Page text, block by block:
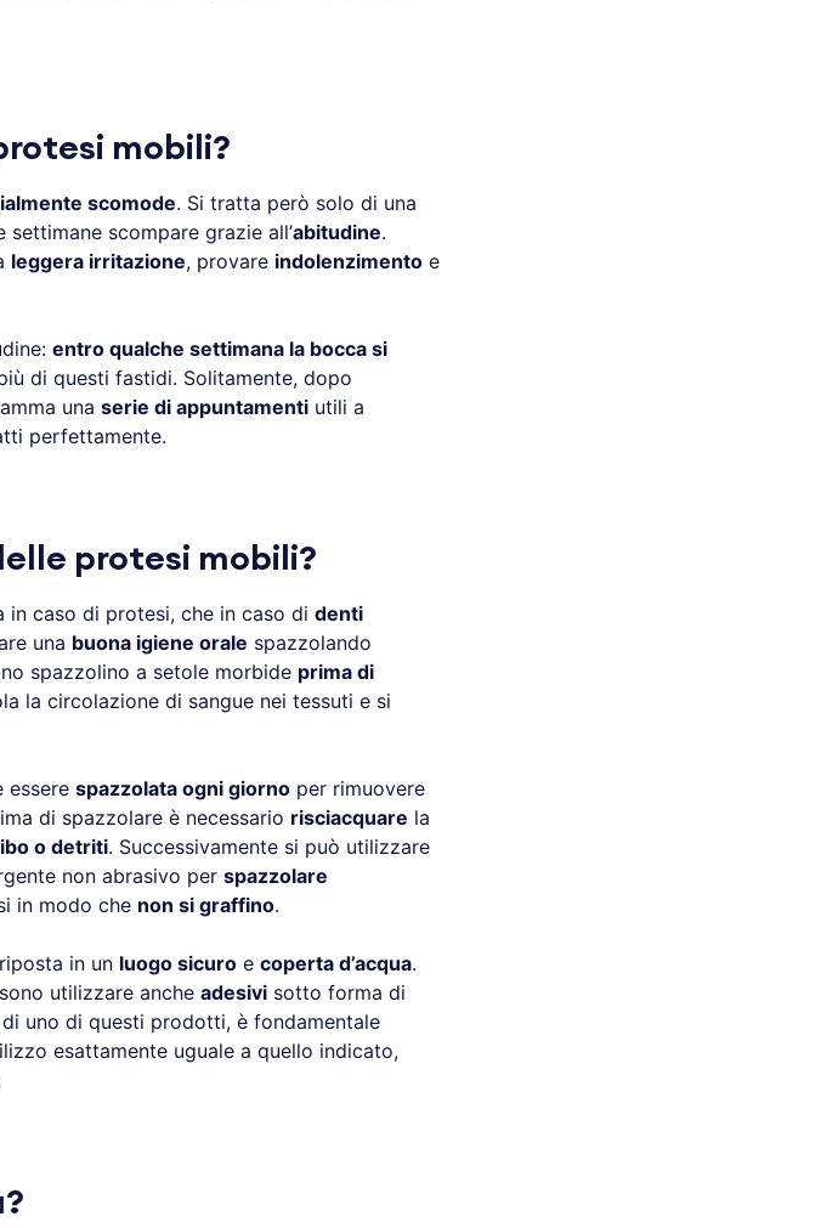
mobili?
scomode. Si tratta però solo di una
scompare grazie all’abitudine.
leggera irritazione, provare indolenzimento e
entro qualche settimana la bocca si
di questi fastidi. Solitamente, dopo
una serie di appuntamenti utili a
perfettamente.
protesi mobili?
in caso di protesi, che in caso di denti
una buona igiene orale spazzolando
spazzolino a setole morbide prima di
la circolazione di sangue nei tessuti e si
essere spazzolata ogni giorno per rimuovere
di spazzolare è necessario risciacquare la
o detriti. Successivamente si può utilizzare
non abrasivo per spazzolare
in modo che non si graffino.
in un luogo sicuro e coperta d’acqua.
utilizzare anche adesivi sotto forma di
uno di questi prodotti, è fondamentale
esattamente uguale a quello indicato,